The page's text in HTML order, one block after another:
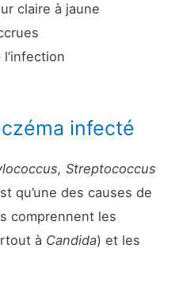
claire à jaune
infecté
Streptococcus
qu’une des causes de
comprennent les
à Candida) et les